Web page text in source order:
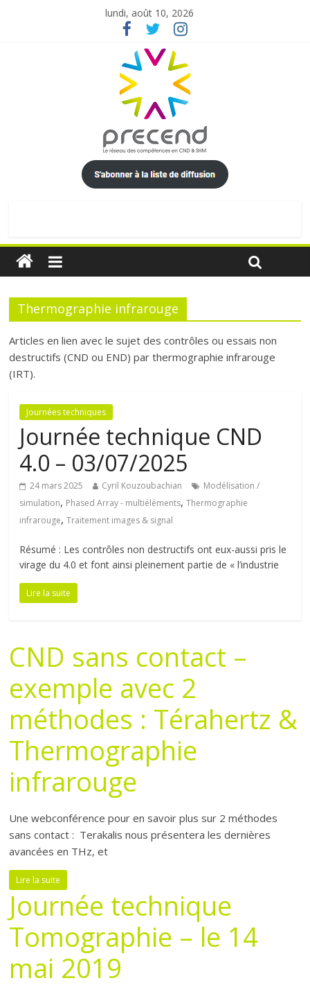
lundi, août 10, 2026
Thermographie infrarouge
Articles en lien avec le sujet des contrôles ou essais non
destructifs (CND ou END) par thermographie infrarouge
(IRT).
Journées techniques
Journée technique CND
4.0 – 03/07/2025
24 mars 2025 Cyril Kouzoubachian
Modélisation /
simulation, Phased Array - multiéléments,Thermographie
infrarouge,Traitement images & signal
Résumé : Les contrôles non destructifs ont eux-aussi pris le
virage du 4.0 et font ainsi pleinement partie de « l’industrie
Lire la suite
CND sans contact –
exemple avec 2
méthodes : Térahertz &
Thermographie
infrarouge
Une webconférence pour en savoir plus sur 2 méthodes
sans contact : Terakalis nous présentera les dernières
avancées en THz, et
Lire la suite
Journée technique
Tomographie – le 14
mai 2019